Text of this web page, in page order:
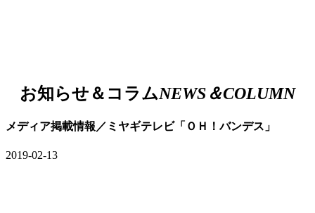
お知らせ＆コラムNEWS＆COLUMN
メディア掲載情報／ミヤギテレビ「ＯＨ！バンデス」
2019-02-13